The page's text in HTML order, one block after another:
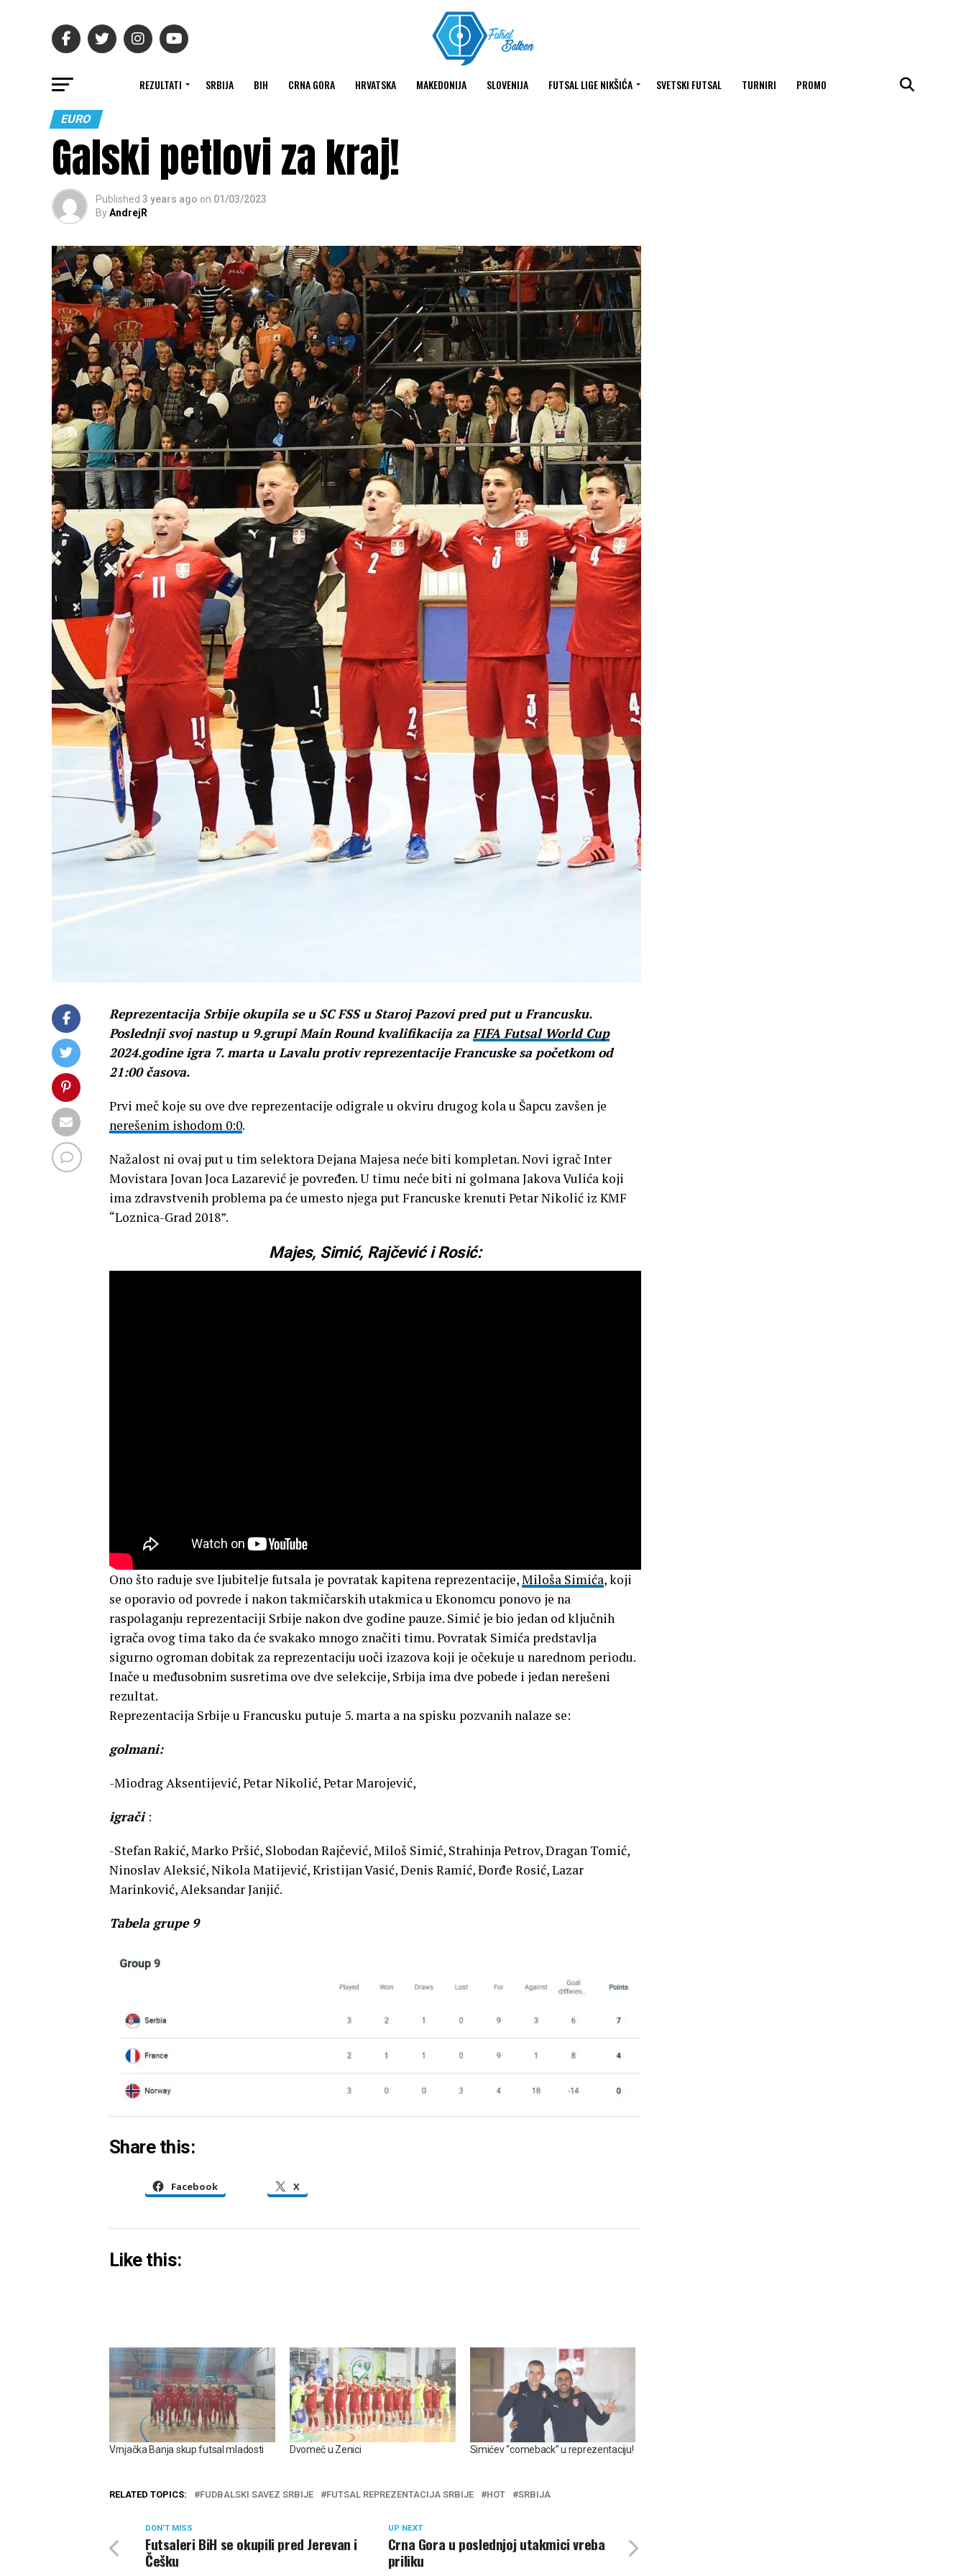
REZULTATI SRBIJA BIH CRNA GORA HRVATSKA MAKEDONIJA SLOVENIJA FUTSAL LIGE NIKŠIĆA SVETSKI FUTSAL TURNIRI PROMO
EURO
Galski petlovi za kraj!
Published 3 years ago on 01/03/2023
ByAndrejR
Reprezentacija Srbije okupila se u SC FSS u Staroj Pazovi pred put u Francusku.
Poslednji svoj nastup u 9.grupi Main Round kvalifikacija za FIFA Futsal World Cup
2024.godine igra 7. marta u Lavalu protiv reprezentacije Francuske sa početkom od
21:00 časova.
Prvi meč koje su ove dve reprezentacije odigrale u okviru drugog kola u Šapcu zavšen je
nerešenim ishodom 0:0.
Nažalost ni ovaj put u tim selektora Dejana Majesa neće biti kompletan. Novi igrač Inter
Movistara Jovan Joca Lazarević je povređen. U timu neće biti ni golmana Jakova Vulića koji
ima zdravstvenih problema pa će umesto njega put Francuske krenuti Petar Nikolić iz KMF
“Loznica-Grad 2018”.
Majes, Simić, Rajčević i Rosić:
Ono što raduje sve ljubitelje futsala je povratak kapitena reprezentacije,Miloša Simića, koji
se oporavio od povrede i nakon takmičarskih utakmica u Ekonomcu ponovo je na
raspolaganju reprezentaciji Srbije nakon dve godine pauze. Simić je bio jedan od ključnih
igrača ovog tima tako da će svakako mnogo značiti timu. Povratak Simića predstavlja
sigurno ogroman dobitak za reprezentaciju uoči izazova koji je očekuje u narednom periodu.
Inače u međusobnim susretima ove dve selekcije, Srbija ima dve pobede i jedan nerešeni
rezultat.
Reprezentacija Srbije u Francusku putuje 5. marta a na spisku pozvanih nalaze se:
golmani:
-Miodrag Aksentijević, Petar Nikolić, Petar Marojević,
igrači :
-Stefan Rakić, Marko Pršić, Slobodan Rajčević, Miloš Simić, Strahinja Petrov, Dragan Tomić,
Ninoslav Aleksić, Nikola Matijević, Kristijan Vasić, Denis Ramić, Đorđe Rosić, Lazar
Marinković, Aleksandar Janjić.
Tabela grupe 9
Share this:
Facebook X
Like this:
Vrnjačka Banja skup futsal mladosti Dvomeč u Zenici Simićev “comeback” u reprezentaciju!
RELATED TOPICS: FUDBALSKI SAVEZ SRBIJE FUTSAL REPREZENTACIJA SRBIJE HOT SRBIJA
UP NEXT
Crna Gora u poslednjoj utakmici vreba
priliku
DON'T MISS
Futsaleri BiH se okupili pred Jerevan i
Češku